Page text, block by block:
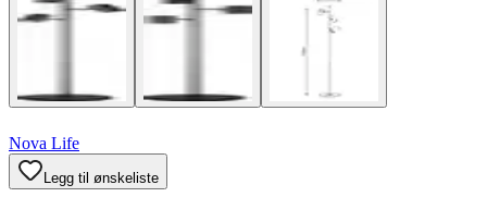
Nova Life
Legg til ønskeliste